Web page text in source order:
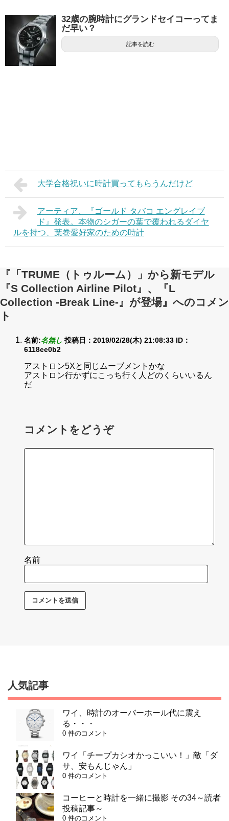
32歳の腕時計にグランドセイコーってま
だ早い？
記事を読む
大学合格祝いに時計買ってもらうんだけど
アーティア、『ゴールド タバコ エングレイブ
ド』発表。本物のシガーの葉で覆われるダイヤ
ルを持つ、葉巻愛好家のための時計
『「TRUME（トゥルーム）」から新モデル
『S Collection Airline Pilot』、『L
Collection -Break Line-』が登場』へのコメン
ト
名前:名無し 投稿日：2019/02/28(木) 21:08:33 ID：
6118ee0b2
アストロン5Xと同じムーブメントかな
アストロン行かずにこっち行く人どのくらいいるん
だ
コメントをどうぞ
名前
人気記事
ワイ、時計のオーバーホール代に震え
る・・・
0 件のコメント
ワイ「チープカシオかっこいい！」敵「ダ
サ、安もんじゃん」
0 件のコメント
コーヒーと時計を一緒に撮影 その34～読者
投稿記事～
0 件のコメント